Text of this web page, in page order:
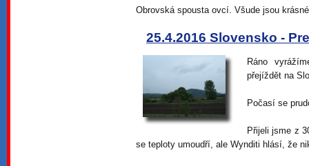
Obrovská spousta ovcí. Všude jsou
25.4.2016 Slovensko -
Ráno
přejíždět na
Počasí se
Přijeli jsme z
se teploty umoudří, ale Wynditi hlásí, že